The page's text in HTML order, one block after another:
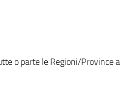
o parte le Regioni/Province